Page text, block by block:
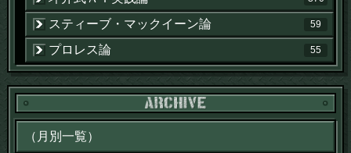
スティーブ・マックイーン論 59
プロレス論 55